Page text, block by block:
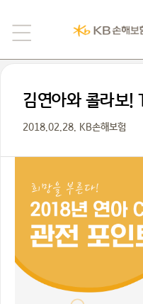
김연아와 콜라보!
2018.02.28. KB손해보험